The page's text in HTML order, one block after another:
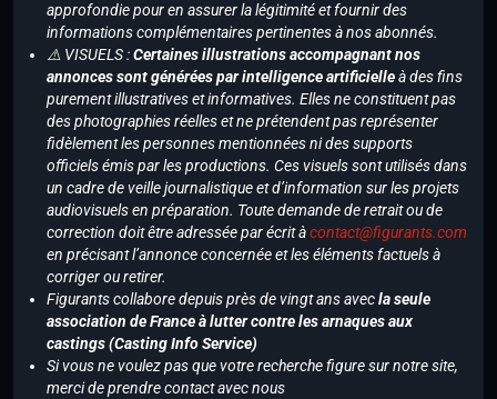
approfondie pour en assurer la légitimité et fournir des
informations complémentaires pertinentes à nos abonnés.
⚠️ VISUELS :Certaines illustrations accompagnant nos
annonces sont générées par intelligence artificielleà des fins
purement illustratives et informatives. Elles ne constituent pas
des photographies réelles et ne prétendent pas représenter
fidèlement les personnes mentionnées ni des supports
officiels émis par les productions. Ces visuels sont utilisés dans
un cadre de veille journalistique et d’information sur les projets
audiovisuels en préparation. Toute demande de retrait ou de
correction doit être adressée par écrit àcontact@figurants.com
en précisant l’annonce concernée et les éléments factuels à
corriger ou retirer.
Figurants collabore depuis près de vingt ans avecla seule
association de France à lutter contre les arnaques aux
castings (Casting Info Service)
Si vous ne voulez pas que votre recherche figure sur notre site,
merci de prendre contact avec nous